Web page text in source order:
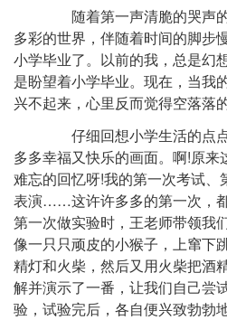
随着第一声清脆的哭声
多彩的世界，伴随着时间的脚步
小学毕业了。以前的我，总是幻
是盼望着小学毕业。现在，当我
兴不起来，心里反而觉得空落落的
仔细回想小学生活的点
多多幸福又快乐的画面。啊!原
难忘的回忆呀!我的第一次考试、
表演……这许许多多的第一次，
第一次做实验时，王老师带领我
像一只只顽皮的小猴子，上窜下
精灯和火柴，然后又用火柴把酒
解并演示了一番，让我们自己尝
验，试验完后，各自便兴致勃勃